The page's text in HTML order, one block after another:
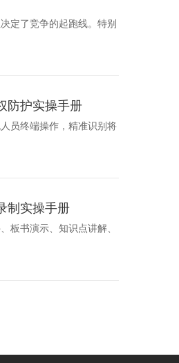
定了竞争的起跑线。特别
防护实操手册
员终端操作，精准识别将
制实操手册
板书演示、知识点讲解、